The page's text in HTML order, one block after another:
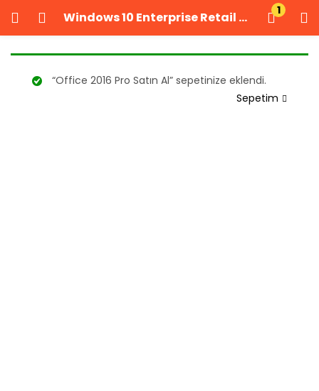
Windows 10 Enterprise Retail Dijital Lisans Anahtarı 1
GIRIŞ YAP KAYIT OL
Kullanıcı adınızı ve şifrenizi girin.
“Office 2016 Pro Satın Al” sepetinize eklendi.
Sepetim